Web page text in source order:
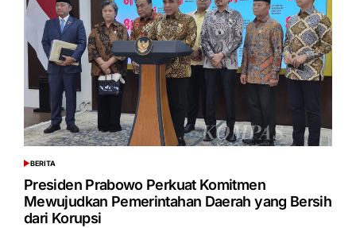
POSTED
IN
BERITA
Presiden Prabowo Perkuat Komitmen
Mewujudkan Pemerintahan Daerah yang Bersih
dari Korupsi